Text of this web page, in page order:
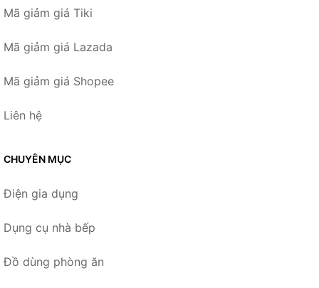
Mã giảm giá Tiki
Mã giảm giá Lazada
Mã giảm giá Shopee
Liên hệ
CHUYÊN MỤC
Điện gia dụng
Dụng cụ nhà bếp
Đồ dùng phòng ăn